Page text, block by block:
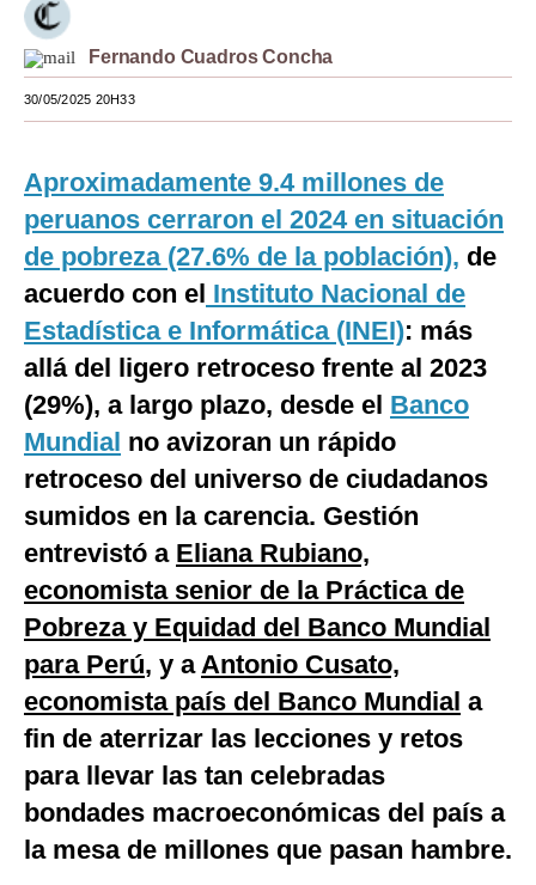
México
España
Internacional
Tecnología
Club del Suscriptor
Mix
G de Gestión
Notas Contratadas
Podcast
Gestión TV
Videos
Fotogalerías
gestion.pe
¿quiénes
Somos?
Y
Condiciones
De
Fernando Cuadros Concha
30/05/2025 20H33
Aproximadamente 9.4 millones de
peruanos cerraron el 2024 en situación
de pobreza (27.6% de la población), de
acuerdo con el Instituto Nacional de
Estadística e Informática (INEI): más
allá del ligero retroceso frente al 2023
(29%), a largo plazo, desde el Banco
Mundial no avizoran un rápido
retroceso del universo de ciudadanos
sumidos en la carencia. Gestión
entrevistó a Eliana Rubiano,
economista senior de la Práctica de
Pobreza y Equidad del Banco Mundial
para Perú, y aAntonio Cusato,
economista país del Banco Mundial a
fin de aterrizar las lecciones y retos
para llevar las tan celebradas
bondades macroeconómicas del país a
la mesa de millones que pasan hambre.